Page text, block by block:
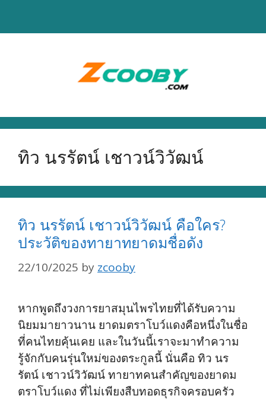
ทิว นรรัตน์ เชาวน์วิวัฒน์
ทิว นรรัตน์ เชาวน์วิวัฒน์ คือใคร?
ประวัติของทายาทยาดมชื่อดัง
22/10/2025 by zcooby
หากพูดถึงวงการยาสมุนไพรไทยที่ได้รับความ
นิยมมายาวนาน ยาดมตราโบว์แดงคือหนึ่งในชื่อ
ที่คนไทยคุ้นเคย และในวันนี้เราจะมาทำความ
รู้จักกับคนรุ่นใหม่ของตระกูลนี้ นั่นคือ ทิว นร
รัตน์ เชาวน์วิวัฒน์ ทายาทคนสำคัญของยาดม
ตราโบว์แดง ที่ไม่เพียงสืบทอดธุรกิจครอบครัว